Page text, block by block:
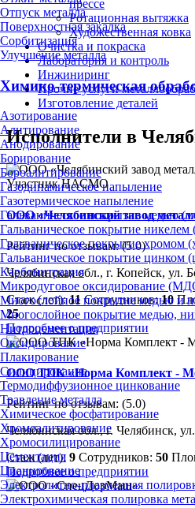
Отпуск металла
Поверхностная закалка
Сорбитизация
Улучшение металла
Химико-термическая
Азотирование
Алитирование
Анодирование
Борирование
Бороалитирование
Газодинамическое напыление
Газотермическое напыление
Гальваническое покрытие медью
Гальваническое покрытие никелем
Гальваническое покрытие хромом
Гальваническое покрытие цинком
Карбонитрация
Микродуговое оксидирование
Многослойное покрытие медью и
Многослойное покрытие медью,
Нитроцементация
Оксидирование
Плакирование
Силицирование
Термодиффузионное цинкование
Травление металла
Химическое фосфатирование
Хромоалитирование
Хромосилицирование
Цементация
Цианирование
Электролитно-плазменная
Электрохимическая полировка
прессе
Ротационная вытяжка
Художественная ковка
Очистка и покраска
Лаборатория и контроль
Инжиниринг
Прочие услуги
Изготовление деталей
Исполнители в
Участник НАСМО
ООО «Челябинский завод
Рейтинг по отзывам:(5.0)
Челябинская обл., г. Копейск, ул.
Стаж (лет):11 Сотрудников:10
25
Подробнее о предприятии
ООО ТПК «Норма Комплект -
Рейтинг по отзывам: (5.0)
Челябинская обл., г. Челябинск,
Стаж (лет): 9 Сотрудников: 50
Подробнее о предприятии